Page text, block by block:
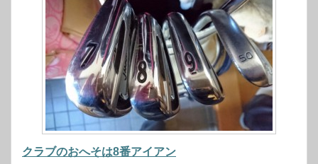
クラブのおへそは8番アイアン